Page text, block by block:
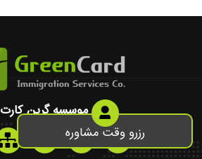
موسسه گرین کارت
رزرو وقت مشاوره